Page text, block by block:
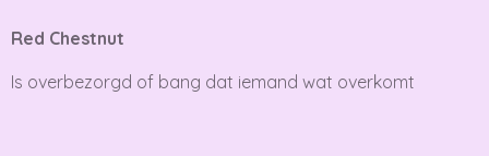
Red Chestnut
Is overbezorgd of bang dat iemand wat overkomt